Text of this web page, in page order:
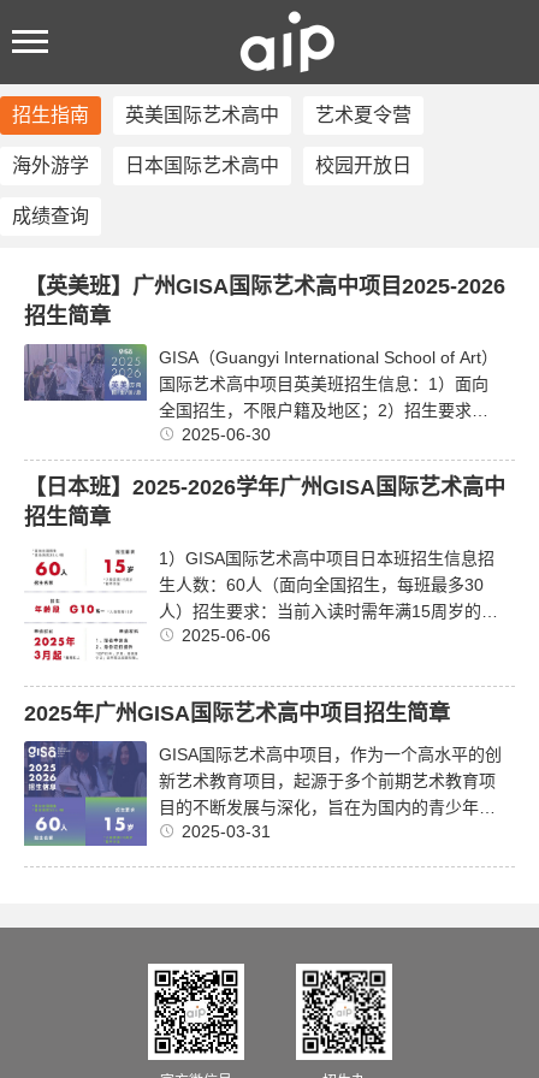
首页> 招生信息 >招生指南
招生指南 英美国际艺术高中 艺术夏令营
海外游学 日本国际艺术高中 校园开放日
成绩查询
【英美班】广州GISA国际艺术高中项目2025-2026
招生简章
GISA（Guangyi International School of Art）
国际艺术高中项目英美班招生信息：1）面向
全国招生，不限户籍及地区；2）招生要求：
初中毕业；入读时需年满15周岁；3）招生名
额：60人（30人/班）；4）接收高中插... 阅
读全文
 2025-06-30
【日本班】2025-2026学年广州GISA国际艺术高中
招生简章
1）GISA国际艺术高中项目日本班招生信息招
生人数：60人（面向全国招生，每班最多30
人）招生要求：当前入读时需年满15周岁的初
中毕业生，可插班。2）GISA日本方向升学模
阅读全文
 2025-06-06
2025年广州GISA国际艺术高中项目招生简章
GISA国际艺术高中项目，作为一个高水平的创
新艺术教育项目，起源于多个前期艺术教育项
目的不断发展与深化，旨在为国内的青少年提
供一种全新的国际化艺术教育体验。项目始终
 2025-03-31